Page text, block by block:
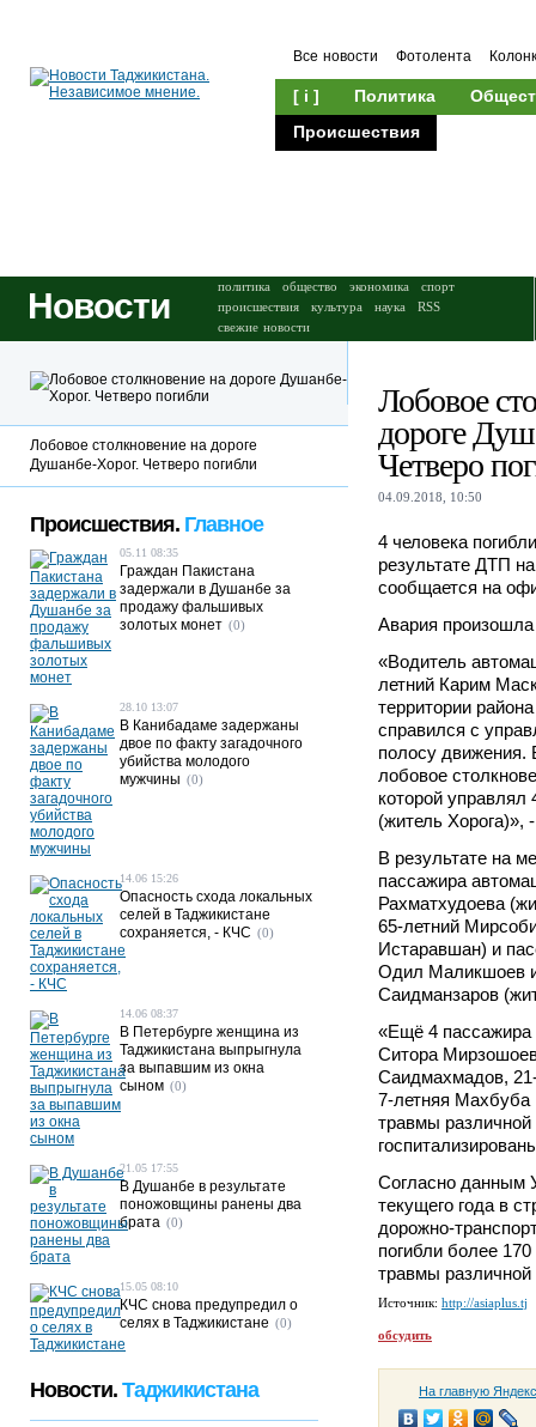
Все новости Фотолента
[ i ] Политика
Происшествия
Новости политика общество экономика
спорт
происшествия
культура наука
RSS
свежие новости
Лобовое
дороге
Четверо
04.09.2018, 10:50
4 человека
результате ДТП
сообщается на
Авария
«Водитель
летний Карим
территории
справился с
полосу движения.
лобовое
которой
(житель
В результате на
пассажира
Рахматхудоева
65-летний
Истаравшан) и
Одил Маликшоев
Саидманзаров
«Ещё 4 пассажира
Ситора
Саидмахмадов,
7-летняя Махбуба
травмы различной
Согласно данным
текущего года в
дорожно-
погибли более
травмы различной
Источник: http://asiaplus.tj
обсудить
На главную
Лобовое столкновение на дороге
Душанбе-Хорог. Четверо погибли
Происшествия. Главное
05.11 08:35
Граждан Пакистана
задержали в Душанбе за
продажу фальшивых
золотых монет (0)
28.10 13:07
В Канибадаме задержаны
двое по факту загадочного
убийства молодого
мужчины (0)
14.06 15:26
Опасность схода локальных
селей в Таджикистане
сохраняется, - КЧС (0)
14.06 08:37
В Петербурге женщина из
Таджикистана выпрыгнула
за выпавшим из окна
сыном (0)
21.05 17:55
В Душанбе в результате
поножовщины ранены два
брата (0)
15.05 08:10
КЧС снова предупредил о
селях в Таджикистане (0)
Новости. Таджикистана